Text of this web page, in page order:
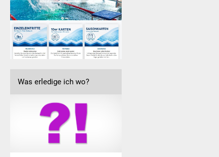
Was erledige ich wo?